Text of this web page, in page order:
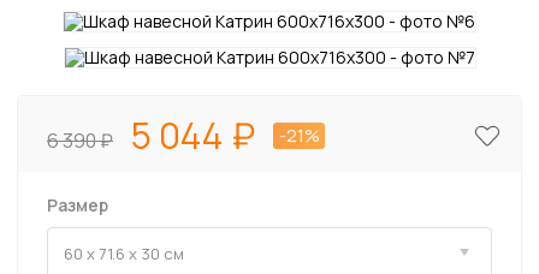
6 390 5 044 -21%
Размер